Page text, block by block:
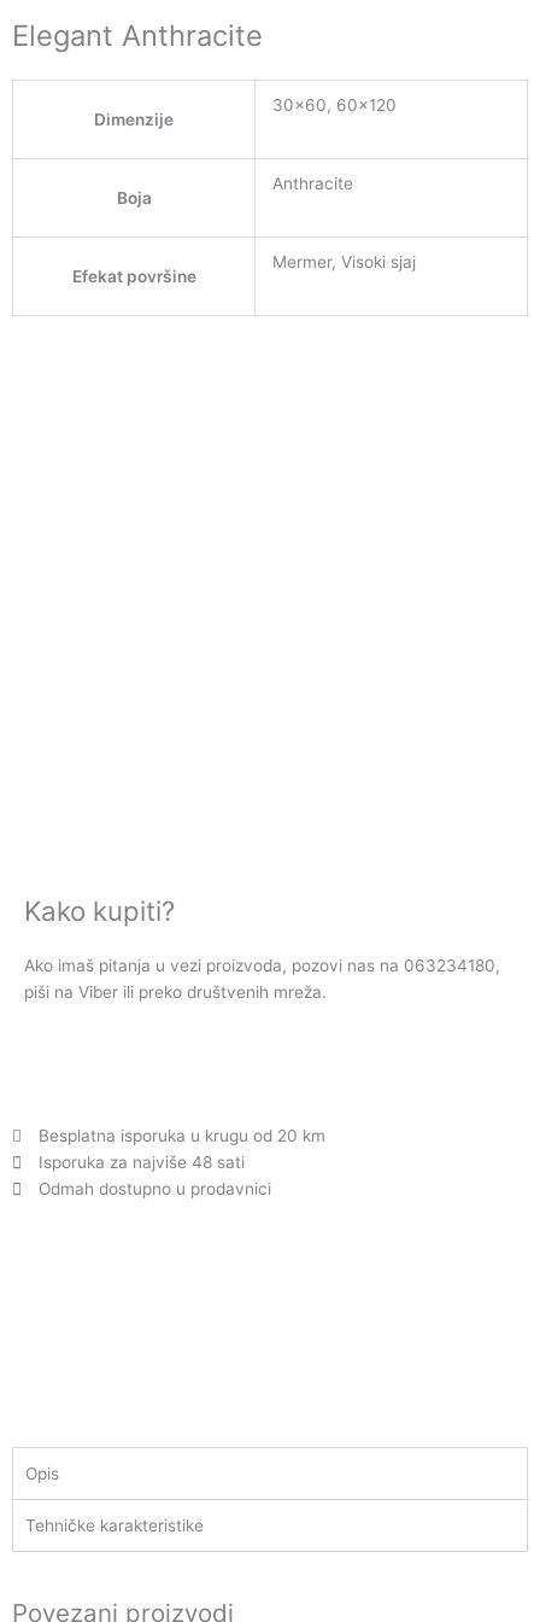
Elegant Anthracite
Dimenzije
30×60, 60×120
Boja
Anthracite
Efekat površine
Mermer, Visoki sjaj
Kako kupiti?
Ako imaš pitanja u vezi proizvoda, pozovi nas na 063234180,
piši na Viber ili preko društvenih mreža.
Besplatna isporuka u krugu od 20 km
Isporuka za najviše 48 sati
Odmah dostupno u prodavnici
Opis
Tehničke karakteristike
Povezani proizvodi